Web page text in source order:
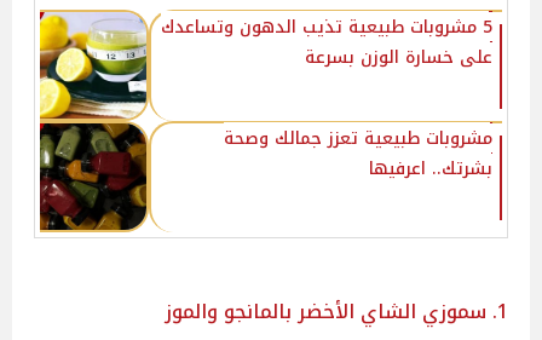
5 مشروبات طبيعية تذيب الدهون وتساعدك
على خسارة الوزن بسرعة
مشروبات طبيعية تعزز جمالك وصحة
بشرتك.. اعرفيها
1. سموزي الشاي الأخضر بالمانجو والموز